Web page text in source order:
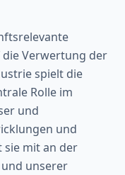
Verwertung der
spielt die
Rolle im
und
und
sie mit an der
unserer